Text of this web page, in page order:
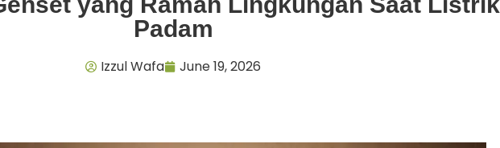
Padam
Izzul Wafa June 19, 2026